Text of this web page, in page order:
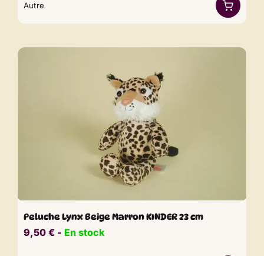
Autre
Peluche Lynx Beige Marron KINDER 23 cm
9,50 € ​​ - En stock